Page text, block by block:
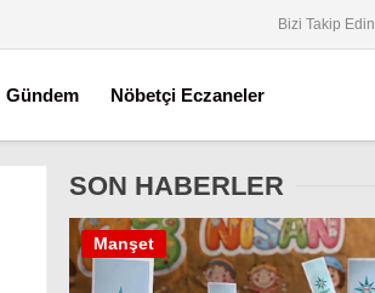
Bizi Takip Edin
Gündem Nöbetçi Eczaneler
SON HABERLER
Manşet